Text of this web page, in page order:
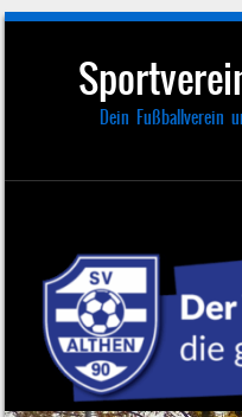
Dein Fußballverein